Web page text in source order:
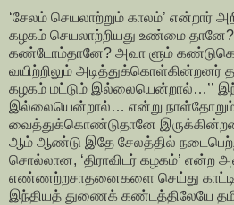
‘சேலம் செயலாற்றும் காலம்’
கழகம் செயலாற்றியது உண்மை
கண்டோம்தானே? அவா ளும்
வயிற்றிலும் அடித்துக்கொள்கின்றனர்
கழகம் மட்டும் இல்லையென்றால்…’’
இல்லையென்றால்… என்று நாள்தோறும்
வைத்துக்கொண்டுதானே
ஆம் ஆண்டு இதே சேலத்தில் நடைபெற்ற
சொல்லான, ‘திராவிடர் கழகம்’ என்ற
எண்ணற்றசாதனைகளை செய்து
இந்தியத் துணைக் கண்டத்திலேயே